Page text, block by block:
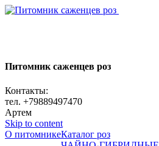
Питомник саженцев роз
Контакты:
тел. +79889497470
Артем
Skip to content
О питомникеКаталог роз